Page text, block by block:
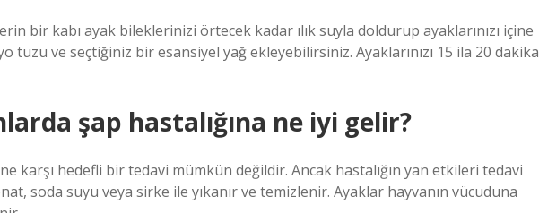
bir kabı ayak bileklerinizi örtecek kadar ılık suyla doldurup ayaklarınızı içine
tuzu ve seçtiğiniz bir esansiyel yağ ekleyebilirsiniz. Ayaklarınızı 15 ila 20 dakika
şap hastalığına ne iyi gelir?
karşı hedefli bir tedavi mümkün değildir. Ancak hastalığın yan etkileri tedavi
soda suyu veya sirke ile yıkanır ve temizlenir. Ayaklar hayvanın vücuduna